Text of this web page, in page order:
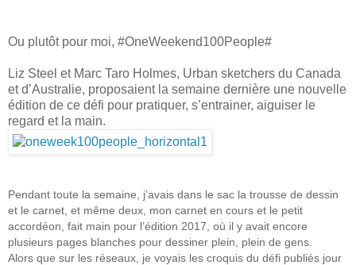
Ou plutôt pour moi, #OneWeekend100People#
Liz Steel et Marc Taro Holmes, Urban sketchers du Canada
et d’Australie, proposaient la semaine dernière une nouvelle
édition de ce défi pour pratiquer, s’entrainer, aiguiser le
regard et la main.
Pendant toute la semaine, j’avais dans le sac la trousse de dessin
et le carnet, et même deux, mon carnet en cours et le petit
accordéon, fait main pour l’édition 2017, où il y avait encore
plusieurs pages blanches pour dessiner plein, plein de gens.
Alors que sur les réseaux, je voyais les croquis du défi publiés jour